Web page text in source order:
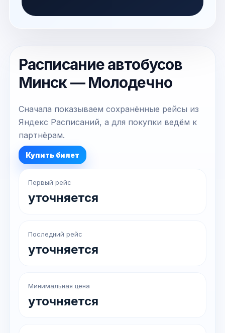
Расписание автобусов
Минск — Молодечно
Сначала показываем сохранённые рейсы из
Яндекс Расписаний, а для покупки ведём к
партнёрам.
Купить билет
Первый рейс
уточняется
Последний рейс
уточняется
Минимальная цена
уточняется